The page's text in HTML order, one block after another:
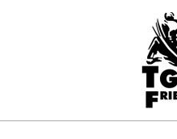
TG